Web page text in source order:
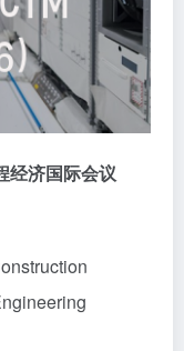
经济国际会议